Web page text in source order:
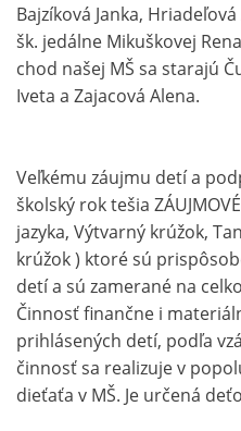
Bajzíková Janka,
šk. jedálne Mikuškovej
chod našej MŠ sa starajú
Iveta a Zajacová Alena.
Veľkému záujmu detí a
školský rok tešia
jazyka, Výtvarný krúžok,
krúžok ) ktoré sú
detí a sú zamerané na
Činnosť finančne i
prihlásených detí, podľa
činnosť sa realizuje v
dieťaťa v MŠ. Je určená